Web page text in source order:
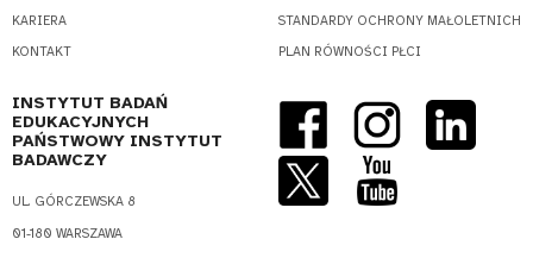
KARIERA
KONTAKT
STANDARDY OCHRONY MAŁOLETNICH
PLAN RÓWNOŚCI PŁCI
INSTYTUT BADAŃ
EDUKACYJNYCH
PAŃSTWOWY INSTYTUT
BADAWCZY
UL. GÓRCZEWSKA 8
01-180 WARSZAWA